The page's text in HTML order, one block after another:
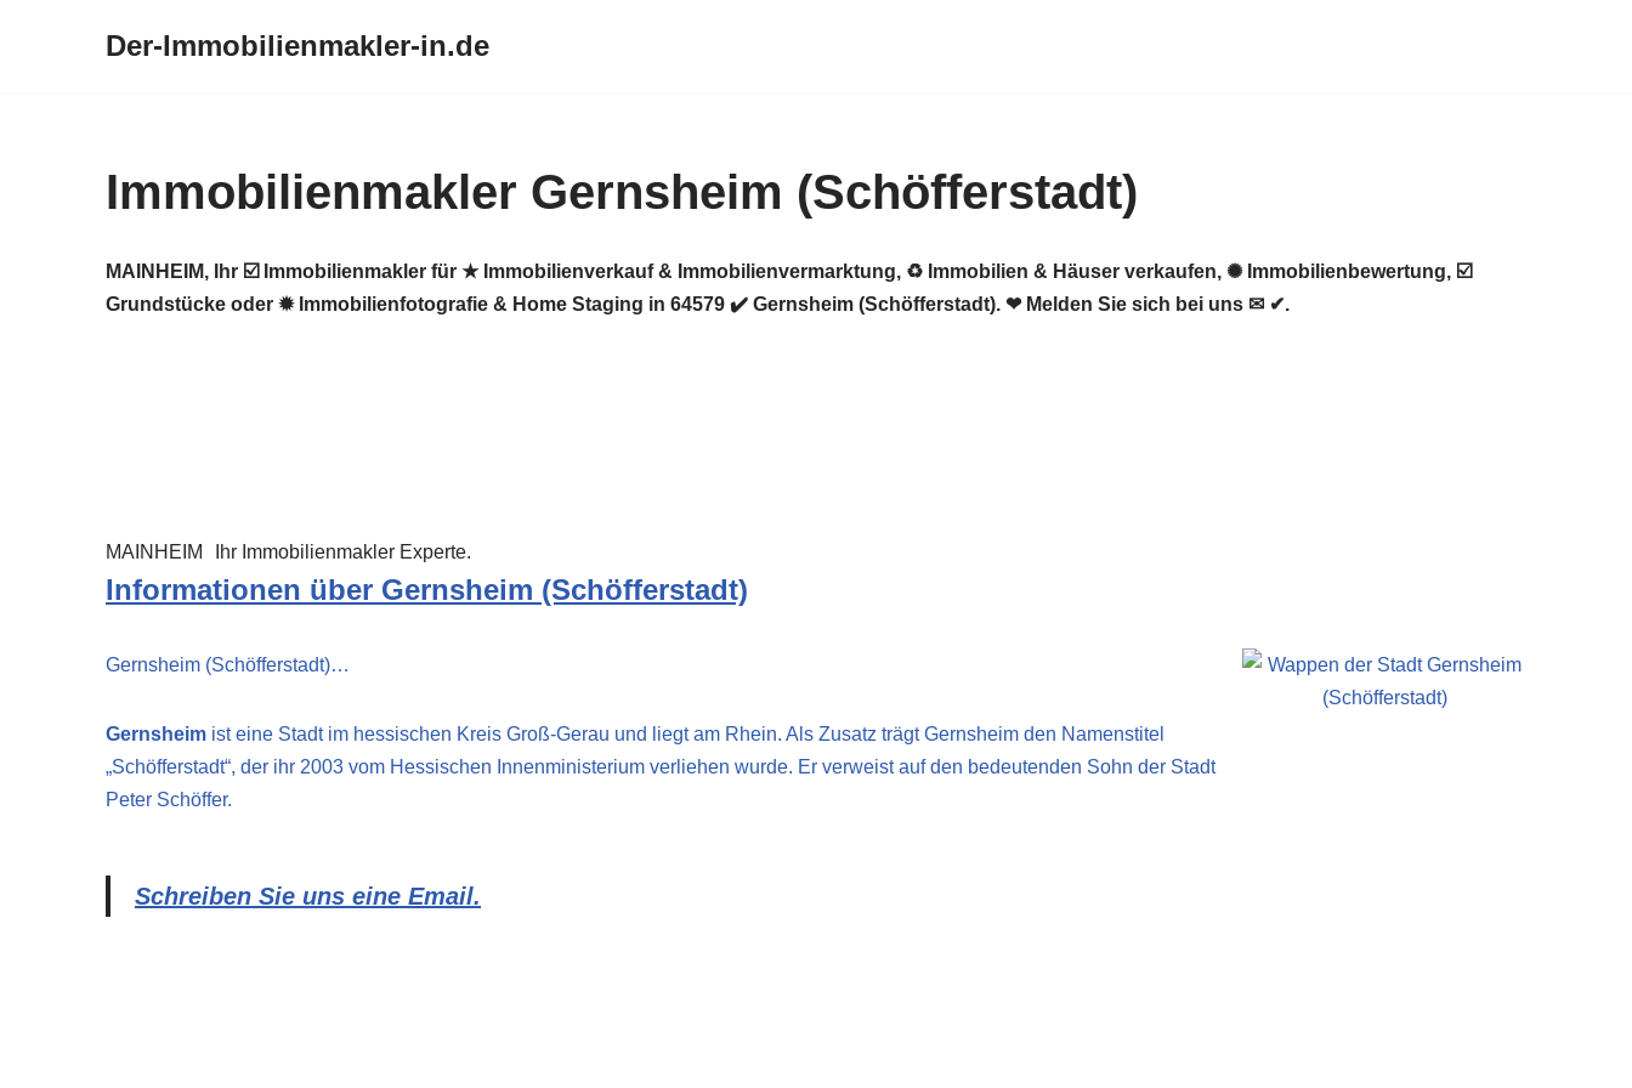
Der-Immobilienmakler-in.de
Immobilienmakler Gernsheim (Schöfferstadt)
MAINHEIM, Ihr ☑️ Immobilienmakler für ★ Immobilienverkauf & Immobilienvermarktung, ♻ Immobilien & Häuser verkaufen, ✺ Immobilienbewertung, ☑️
Grundstücke oder ✹ Immobilienfotografie & Home Staging in 64579 ✔️ Gernsheim (Schöfferstadt). ❤ Melden Sie sich bei uns ✉ ✔.
MAINHEIM Ihr Immobilienmakler Experte.
Informationen über Gernsheim (Schöfferstadt)
Gernsheim (Schöfferstadt)…
Gernsheim ist eine Stadt im hessischen Kreis Groß-Gerau und liegt am Rhein. Als Zusatz trägt Gernsheim den Namenstitel
„Schöfferstadt“, der ihr 2003 vom Hessischen Innenministerium verliehen wurde. Er verweist auf den bedeutenden Sohn der Stadt
Peter Schöffer.
Schreiben Sie uns eine Email.